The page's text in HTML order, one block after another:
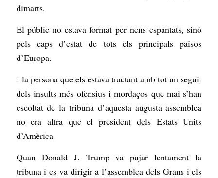
dimarts.
El públic no estava format per nens espantats, sinó
pels caps d’estat de tots els principals països
d’Europa.
I la persona que els estava tractant amb tot un seguit
dels insults més ofensius i mordaços que mai s’han
escoltat de la tribuna d’aquesta augusta assemblea
no era altra que el president dels Estats Units
d’Amèrica.
Quan Donald J. Trump va pujar lentament la
tribuna i es va dirigir a l’assemblea dels Grans i els